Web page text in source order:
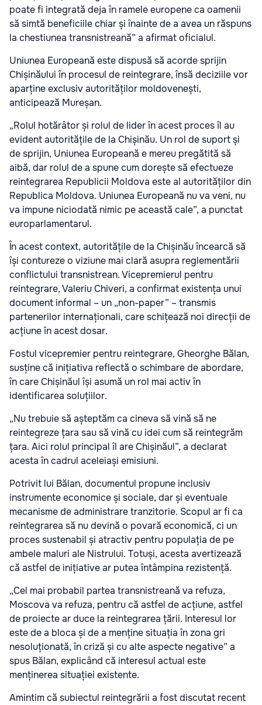
poate fi integrată deja în ramele europene ca oamenii
să simtă beneficiile chiar și înainte de a avea un răspuns
la chestiunea transnistreană” a afirmat oficialul.
Uniunea Europeană este dispusă să acorde sprijin
Chișinăului în procesul de reintegrare, însă deciziile vor
aparține exclusiv autorităților moldovenești,
anticipează Mureșan.
„Rolul hotărâtor și rolul de lider în acest proces îl au
evident autoritățile de la Chișinău. Un rol de suport și
de sprijin, Uniunea Europeană e mereu pregătită să
aibă, dar rolul de a spune cum dorește să efectueze
reintegrarea Republicii Moldova este al autorităților din
Republica Moldova. Uniunea Europeană nu va veni, nu
va impune niciodată nimic pe această cale”, a punctat
europarlamentarul.
În acest context, autoritățile de la Chișinău încearcă să
își contureze o viziune mai clară asupra reglementării
conflictului transnistrean. Vicepremierul pentru
reintegrare, Valeriu Chiveri, a confirmat existența unui
document informal – un „non-paper” – transmis
partenerilor internaționali, care schițează noi direcții de
acțiune în acest dosar.
Fostul vicepremier pentru reintegrare, Gheorghe Bălan,
susține că inițiativa reflectă o schimbare de abordare,
în care Chișinăul își asumă un rol mai activ în
identificarea soluțiilor.
„Nu trebuie să așteptăm ca cineva să vină să ne
reintegreze țara sau să vină cu idei cum să reintegrăm
țara. Aici rolul principal îl are Chișinăul”, a declarat
acesta în cadrul aceleiași emisiuni.
Potrivit lui Bălan, documentul propune inclusiv
instrumente economice și sociale, dar și eventuale
mecanisme de administrare tranzitorie. Scopul ar fi ca
reintegrarea să nu devină o povară economică, ci un
proces sustenabil și atractiv pentru populația de pe
ambele maluri ale Nistrului. Totuși, acesta avertizează
că astfel de inițiative ar putea întâmpina rezistență.
„Cel mai probabil partea transnistreană va refuza,
Moscova va refuza, pentru că astfel de acțiune, astfel
de proiecte ar duce la reintegrarea țării. Interesul lor
este de a bloca și de a menține situația în zona gri
nesoluționată, în criză și cu alte aspecte negative” a
spus Bălan, explicând că interesul actual este
menținerea situației existente.
Amintim că subiectul reintegrării a fost discutat recent